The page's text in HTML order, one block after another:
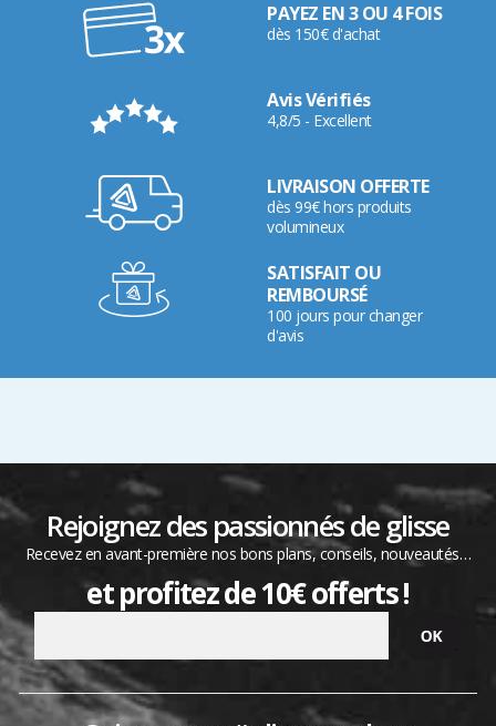
PAYEZ EN 3 OU 4 FOIS
dès 150€ d'achat
Avis Vérifiés
4,8/5 - Excellent
LIVRAISON OFFERTE
dès 99€ hors produits
volumineux
SATISFAIT OU
REMBOURSÉ
100 jours pour changer
d'avis
Rejoignez des passionnés de glisse
Recevez en avant-première nos bons plans, conseils, nouveautés…
et profitez de 10€ offerts !